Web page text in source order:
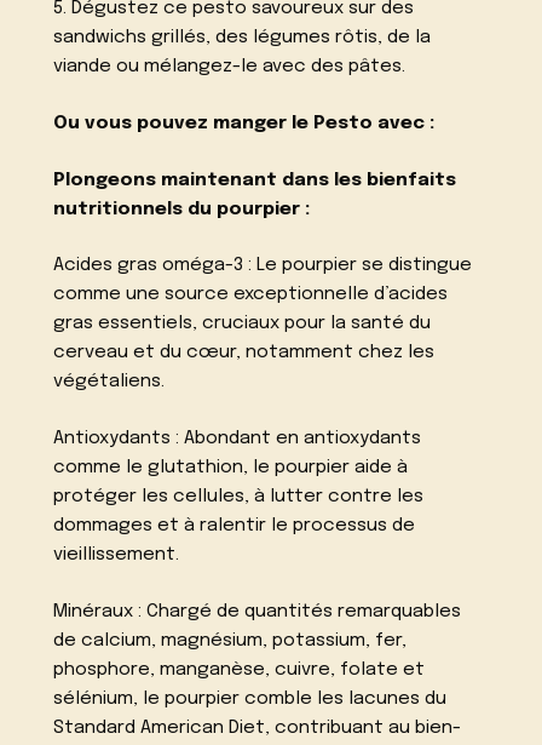
5. Dégustez ce pesto savoureux sur des
sandwichs grillés, des légumes rôtis, de la
viande ou mélangez-le avec des pâtes.
Ou vous pouvez manger le Pesto avec :
Plongeons maintenant dans les bienfaits
nutritionnels du pourpier :
Acides gras oméga-3 : Le pourpier se distingue
comme une source exceptionnelle d’acides
gras essentiels, cruciaux pour la santé du
cerveau et du cœur, notamment chez les
végétaliens.
Antioxydants : Abondant en antioxydants
comme le glutathion, le pourpier aide à
protéger les cellules, à lutter contre les
dommages et à ralentir le processus de
vieillissement.
Minéraux : Chargé de quantités remarquables
de calcium, magnésium, potassium, fer,
phosphore, manganèse, cuivre, folate et
sélénium, le pourpier comble les lacunes du
Standard American Diet, contribuant au bien-